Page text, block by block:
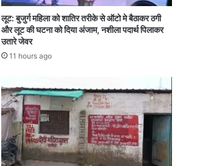
लूट: बुजुर्ग महिला को शातिर तरीके से ऑटो मे बैठाकर ठगी
और लूट की घटना को दिया अंजाम, नशीला पदार्थ पिलाकर
उतारे जेवर
11 hours ago